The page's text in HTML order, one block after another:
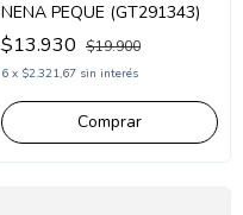
NENA PEQUE (GT291343)
$13.930 $19.900
6 x $2.321,67 sin interés
Comprar